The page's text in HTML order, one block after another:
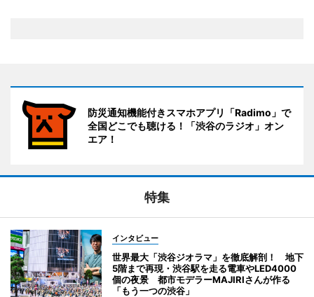
防災通知機能付きスマホアプリ「Radimo」で
全国どこでも聴ける！「渋谷のラジオ」オン
エア！
特集
インタビュー
世界最大「渋谷ジオラマ」を徹底解剖！ 地下
5階まで再現・渋谷駅を走る電車やLED4000
個の夜景 都市モデラーMAJIRIさんが作る
「もう一つの渋谷」